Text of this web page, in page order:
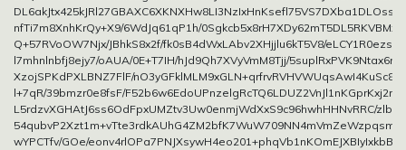
nfTi7m8XnhKrQy+X9/6WdJq61qP1h/
Q+57RVoOW7Njx/JBhkS8x2f/fk0sB4dWxLAbv2XHjjlu6kT5V8/
l7mhnlnbfj8ejy7/oAUA/0E+T7IH/hJd9Qh7XVyVmM8Tjj/
XzojSPKdPXLBNZ7FlF/
l+7qR/39bmzr0e8fsF/
L5rdzvXGHAtJ6ss6OdFpxUMZtv3Uw0enmjWdXxS9c96hwhHHNvRRC/
wYPCTfv/GOe/